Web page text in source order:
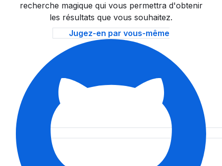
recherche magique qui vous permettra d'obtenir
les résultats que vous souhaitez.
Jugez-en par vous-même